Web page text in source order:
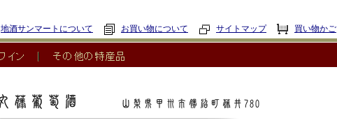
地酒サンマートについて お買い物について サイトマップ 買い物かご